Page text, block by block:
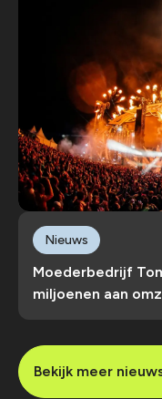
Moederbedrijf
miljoenen aan
Nieuws
Bekijk meer